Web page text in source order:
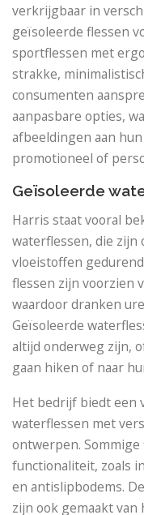
verkrijgbaar in
geïsoleerde flessen
sportflessen met
strakke,
consumenten
aanpasbare opties,
afbeeldingen aan
promotioneel of
Geïsoleerde
Harris staat vooral
waterflessen, die
vloeistoffen
flessen zijn voorzien
waardoor dranken
Geïsoleerde
altijd onderweg zijn,
gaan hiken of naar
Het bedrijf biedt een
waterflessen met
ontwerpen.
functionaliteit, zoals
en antislipbodems.
zijn ook gemaakt